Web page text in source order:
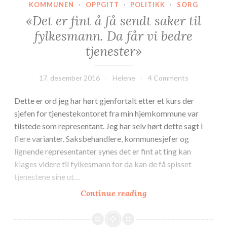
KOMMUNEN
· OPPGITT · POLITIKK · SORG
«Det er fint å få sendt saker til
fylkesmann. Da får vi bedre
tjenester»
17. desember 2016 Helene 4 Comments
Dette er ord jeg har hørt gjenfortalt etter et kurs der
sjefen for tjenestekontoret fra min hjemkommune var
tilstede som representant. Jeg har selv hørt dette sagt i
flere varianter. Saksbehandlere, kommunesjefer og
lignende representanter synes det er fint at ting kan
klages videre til fylkesmann for da kan de få spisset
tjenestene sine ut…
Continue reading«Det
fint